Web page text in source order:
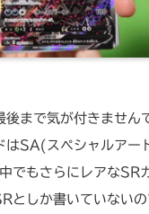
まで気が付きません
はSA(スペシャルアー
でもさらにレアなSR
としか書いていない